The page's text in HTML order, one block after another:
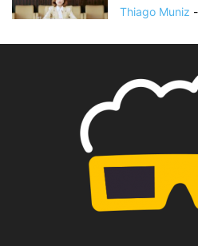
Thiago Muniz -